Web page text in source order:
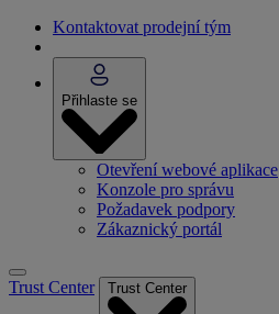
Kontaktovat prodejní tým
Přihlaste se
Otevření webové aplikace
Konzole pro správu
Požadavek podpory
Zákaznický portál
Trust Center Trust Center